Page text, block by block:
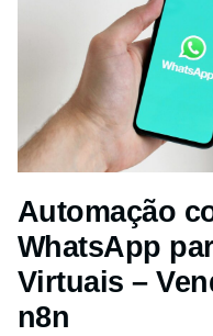
Automação
WhatsApp
Virtuais –
n8n